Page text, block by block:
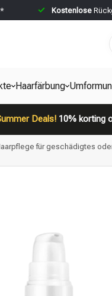
Kostenlose
Haarfärbung
Deals!10% korting
für geschädigtes